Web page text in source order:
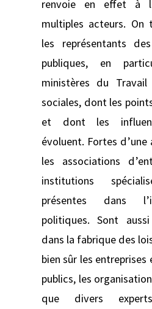
renvoie en effet à
multiples acteurs. On
les représentants
publiques, en
ministères du
sociales, dont les
et dont les
évoluent. Fortes
les associations
institutions
présentes dans
politiques. Sont
dans la fabrique des
bien sûr les
publics, les
que divers